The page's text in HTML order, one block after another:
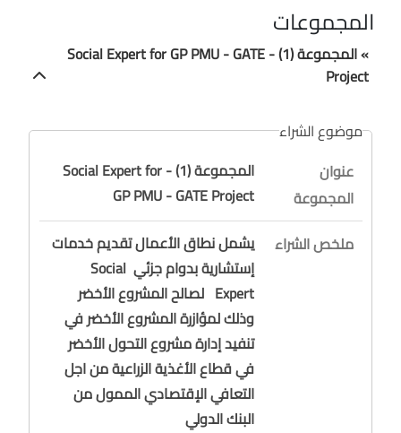
المجموعات
» المجموعة (1) - Social Expert for GP PMU - GATE
Project
موضوع الشراء
عنوان
المجموعة
المجموعة (1) - Social Expert for
GP PMU - GATE Project
ملخص الشراء
يشمل نطاق الأعمال تقديم خدمات
إستشارية بدوام جزئي Social
Expert لصالح المشروع الأخضر
وذلك لمؤازرة المشروع الأخضر في
تنفيد إدارة مشروع التحول الأخضر
في قطاع الأغذية الزراعية من اجل
التعافي الإقتصادي الممول من
البنك الدولي